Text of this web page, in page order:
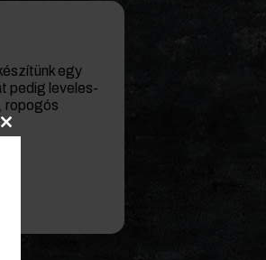
egy
pedig leveles-
ropogós
Close